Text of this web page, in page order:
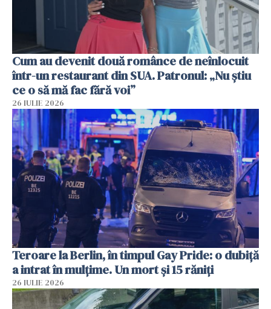
Cum au devenit două românce de neînlocuit
într-un restaurant din SUA. Patronul: „Nu știu
ce o să mă fac fără voi”
26 IULIE 2026
Teroare la Berlin, în timpul Gay Pride: o dubiță
a intrat în mulțime. Un mort și 15 răniți
26 IULIE 2026